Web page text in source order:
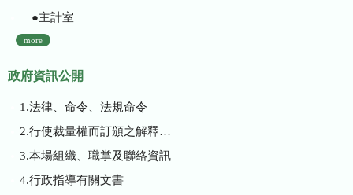
●主計室
more
政府資訊公開
1.法律、命令、法規命令
2.行使裁量權而訂頒之解釋性規定及裁量基準
3.本場組織、職掌及聯絡資訊
4.行政指導有關文書